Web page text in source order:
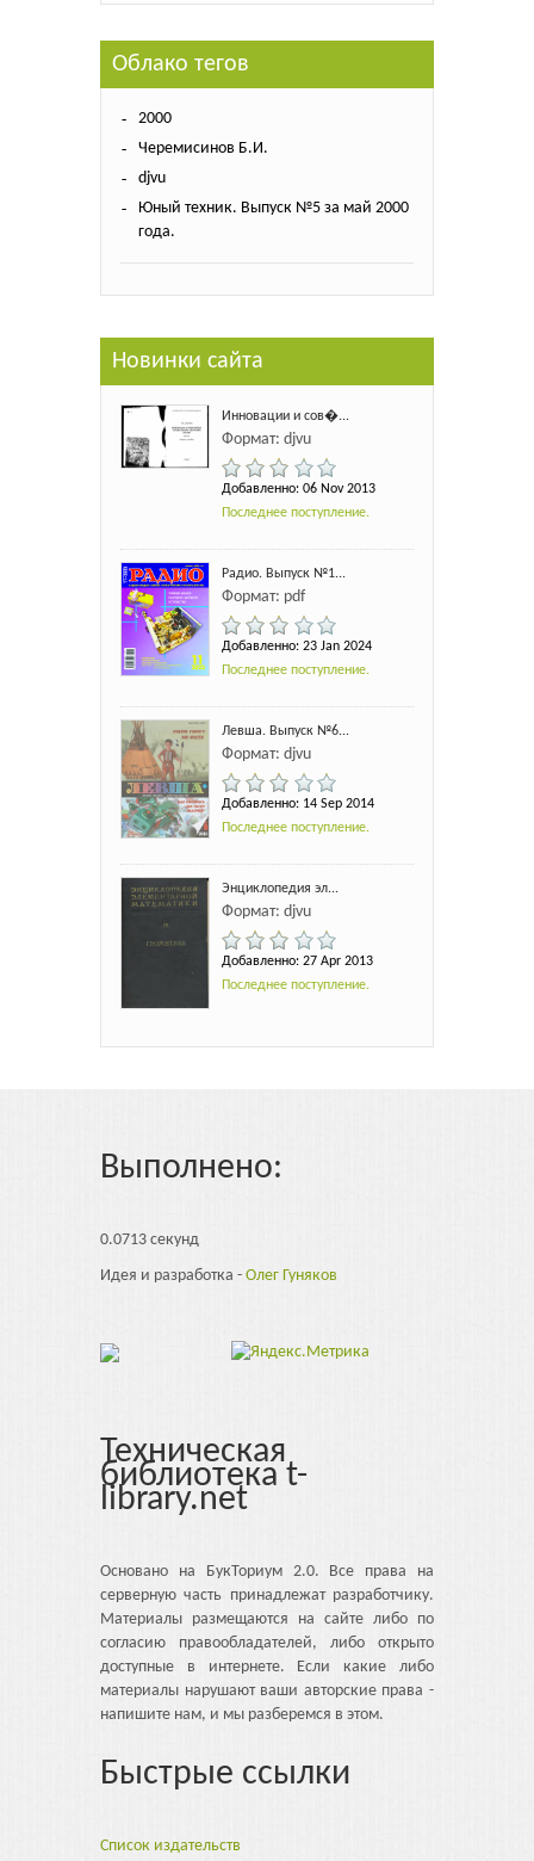
Облако тегов
2000
Черемисинов Б.И.
djvu
Юный техник. Выпуск №5 за май 2000
года.
Новинки сайта
Инновации и сов�...
Формат: djvu
Добавленно: 06 Nov 2013
Последнее поступление.
Радио. Выпуск №1...
Формат: pdf
Добавленно: 23 Jan 2024
Последнее поступление.
Левша. Выпуск №6...
Формат: djvu
Добавленно: 14 Sep 2014
Последнее поступление.
Энциклопедия эл...
Формат: djvu
Добавленно: 27 Apr 2013
Последнее поступление.
Выполнено:
0.0713 секунд
Идея и разработка - Олег Гуняков
Техническая
библиотека t-
library.net
Основано на БукТориум 2.0. Все права на
серверную часть принадлежат разработчику.
Материалы размещаются на сайте либо по
согласию правообладателей, либо открыто
доступные в интернете. Если какие либо
материалы нарушают ваши авторские права -
напишите нам, и мы разберемся в этом.
Быстрые ссылки
Список издательств